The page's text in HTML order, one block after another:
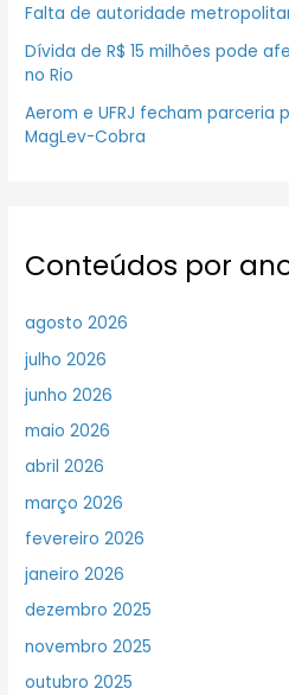
Falta de autoridade
Dívida de R$ 15 milhões pode
no Rio
Aerom e UFRJ fecham parceria
MagLev-Cobra
Conteúdos por
agosto 2026
julho 2026
junho 2026
maio 2026
abril 2026
março 2026
fevereiro 2026
janeiro 2026
dezembro 2025
novembro 2025
outubro 2025